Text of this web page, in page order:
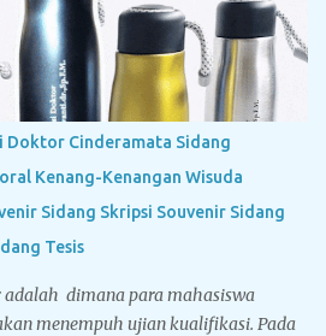
Doktor Cinderamata Sidang
Kenang-Kenangan Wisuda
Sidang Skripsi Souvenir Sidang
Tesis
dimana para mahasiswa
menempuh ujian kualifikasi. Pada